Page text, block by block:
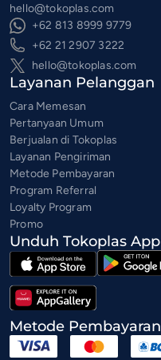
hello@tokoplas.com
+62 813 8999 9779
+62 21 2907 3222
hello@tokoplas.com
Layanan Pelanggan
Cara Memesan
Pertanyaan Umum
Berjualan di Tokoplas
Layanan Pengiriman
Metode Pembayaran
Program Referral
Loyalty Program
Promo
Unduh Tokoplas App
Metode Pembayaran